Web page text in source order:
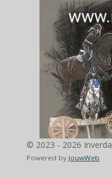
© 2023 - 2026 Inverda
Powered by JouwWeb